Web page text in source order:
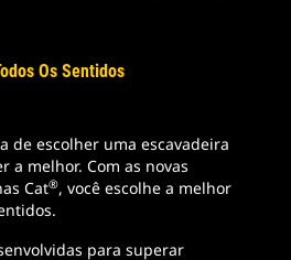
Os Sentidos
de escolher uma escavadeira
a melhor. Com as novas
Cat®, você escolhe a melhor
para superar